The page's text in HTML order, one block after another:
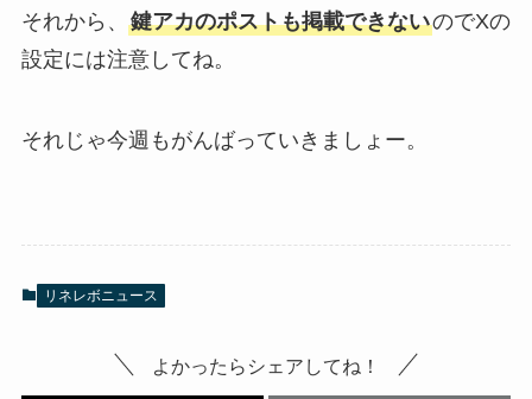
それから、 鍵アカのポストも掲載できないのでXの
設定には注意してね。
それじゃ今週もがんばっていきましょー。
リネレボニュース
よかったらシェアしてね！